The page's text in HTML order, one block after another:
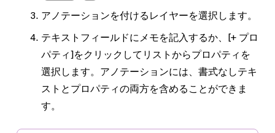
アノテーションを付けるレイヤーを選択します。
テキストフィールドにメモを記入するか、 [+ プロ
パティ]をクリックしてリストからプロパティを
選択します。アノテーションには、書式なしテキ
ストとプロパティの両方を含めることができま
す。